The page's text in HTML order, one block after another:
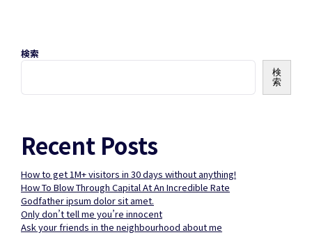
検索
検
索
Recent Posts
How to get 1M+ visitors in 30 days without anything!
How To Blow Through Capital At An Incredible Rate
Godfather ipsum dolor sit amet.
Only don’t tell me you’re innocent
Ask your friends in the neighbourhood about me